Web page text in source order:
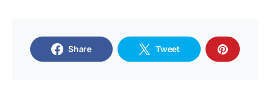
Share Tweet